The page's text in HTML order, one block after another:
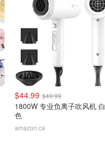
$44.99 $49.99
1800W 专业负离子吹风机 白
色
amazon.ca